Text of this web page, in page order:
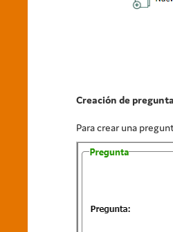
Creación de
Para crear una